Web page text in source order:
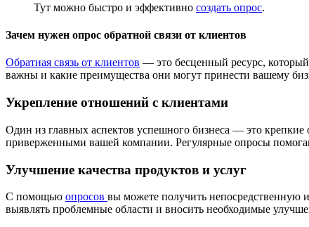
Тут можно быстро и эффективно создать опрос.
Зачем нужен опрос обратной связи от клиентов
Обратная связь от клиентов — это бесценный ресурс,
важны и какие преимущества они могут принести вашему
Укрепление отношений с клиентами
Один из главных аспектов успешного бизнеса — это
приверженными вашей компании. Регулярные опросы
Улучшение качества продуктов и услуг
С помощью опросов вы можете получить непосредственную
выявлять проблемные области и вносить необходимые